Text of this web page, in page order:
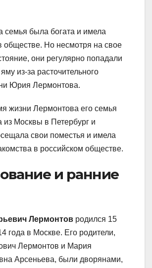
семья была богата и имела
обществе. Но несмотря на свое
они регулярно попадали
из-за расточительного
Юрия Лермонтова.
жизни Лермонтова его семья
из Москвы в Петербург и
свои поместья и имела
в российском обществе.
и ранние
Лермонтов родился 15
года в Москве. Его родители,
Лермонтов и Мария
Арсеньева, были дворянами,